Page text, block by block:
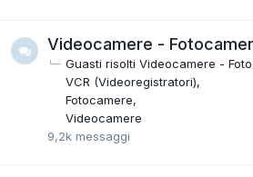
Videocamere -
Guasti risolti Videocamere -
VCR (Videoregistratori)
Fotocamere
Videocamere
9,2k messaggi